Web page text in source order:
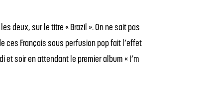
deux, sur le titre « Brazil ». On ne sait pas
ces Français sous perfusion pop fait l’effet
et soir en attendant le premier album « I’m